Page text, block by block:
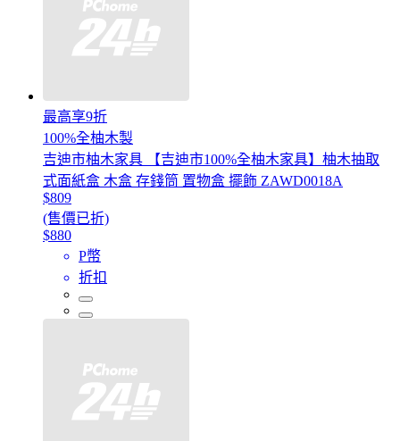
最高享9折
100%全柚木製
吉迪市柚木家具 【吉迪市100%全柚木家具】柚木抽取
式面紙盒 木盒 存錢筒 置物盒 擺飾 ZAWD0018A
$809
(售價已折)
$880
P幣
折扣